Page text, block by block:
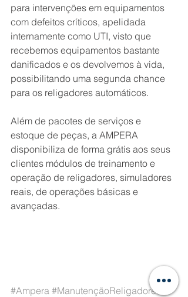
para intervenções em equipamentos
com defeitos críticos, apelidada
internamente como UTI, visto que
recebemos equipamentos bastante
danificados e os devolvemos à vida,
possibilitando uma segunda chance
para os religadores automáticos.
Além de pacotes de serviços e
estoque de peças, a AMPERA
disponibiliza de forma grátis aos seus
clientes módulos de treinamento e
operação de religadores, simuladores
reais, de operações básicas e
avançadas.
#Ampera #ManutençãoReligadores